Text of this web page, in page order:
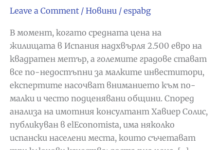
Leave a Comment / Новини / espabg
В момент, когато средната цена на
жилищата в Испания надхвърля 2.500 евро на
квадратен метър, а големите градове стават
все по-недостъпни за малките инвеститори,
експертите насочват вниманието към по-
малки и често подценявани общини. Според
анализа на имотния консултант Хавиер Солис,
публикуван в elEconomista, има няколко
испански населени места, които съчетават